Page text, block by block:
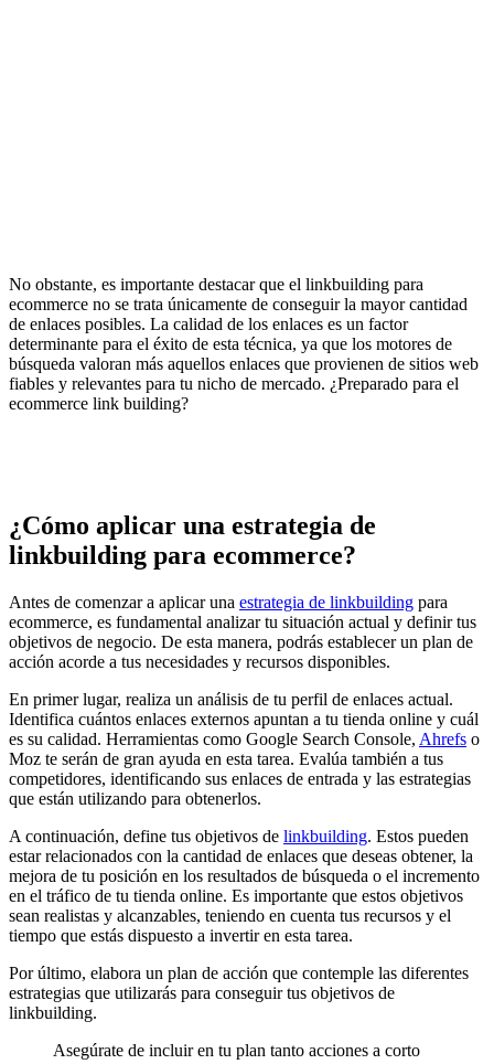
No obstante, es importante destacar que el linkbuilding para
ecommerce no se trata únicamente de conseguir la mayor cantidad
de enlaces posibles. La calidad de los enlaces es un factor
determinante para el éxito de esta técnica, ya que los motores de
búsqueda valoran más aquellos enlaces que provienen de sitios web
fiables y relevantes para tu nicho de mercado. ¿Preparado para el
ecommerce link building?
¿Cómo aplicar una estrategia de
linkbuilding para ecommerce?
Antes de comenzar a aplicar una estrategia de linkbuilding para
ecommerce, es fundamental analizar tu situación actual y definir tus
objetivos de negocio. De esta manera, podrás establecer un plan de
acción acorde a tus necesidades y recursos disponibles.
En primer lugar, realiza un análisis de tu perfil de enlaces actual.
Identifica cuántos enlaces externos apuntan a tu tienda online y cuál
es su calidad. Herramientas como Google Search Console, Ahrefs o
Moz te serán de gran ayuda en esta tarea. Evalúa también a tus
competidores, identificando sus enlaces de entrada y las estrategias
que están utilizando para obtenerlos.
A continuación, define tus objetivos de linkbuilding. Estos pueden
estar relacionados con la cantidad de enlaces que deseas obtener, la
mejora de tu posición en los resultados de búsqueda o el incremento
en el tráfico de tu tienda online. Es importante que estos objetivos
sean realistas y alcanzables, teniendo en cuenta tus recursos y el
tiempo que estás dispuesto a invertir en esta tarea.
Por último, elabora un plan de acción que contemple las diferentes
estrategias que utilizarás para conseguir tus objetivos de
linkbuilding.
Asegúrate de incluir en tu plan tanto acciones a corto